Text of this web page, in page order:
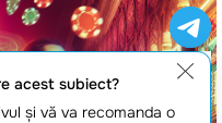
acest subiect?
şi vă va recomanda o